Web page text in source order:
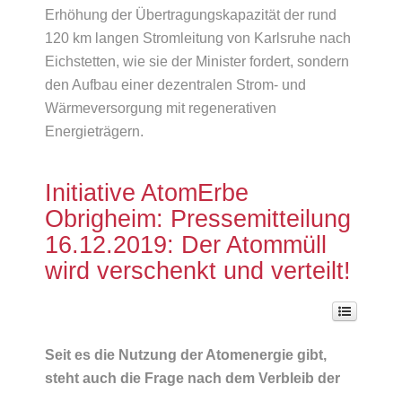
Erhöhung der Übertragungskapazität der rund
120 km langen Stromleitung von Karlsruhe nach
Eichstetten, wie sie der Minister fordert, sondern
den Aufbau einer dezentralen Strom- und
Wärmeversorgung mit regenerativen
Energieträgern.
Initiative AtomErbe
Obrigheim: Pressemitteilung
16.12.2019: Der Atommüll
wird verschenkt und verteilt!
Seit es die Nutzung der Atomenergie gibt,
steht auch die Frage nach dem Verbleib der